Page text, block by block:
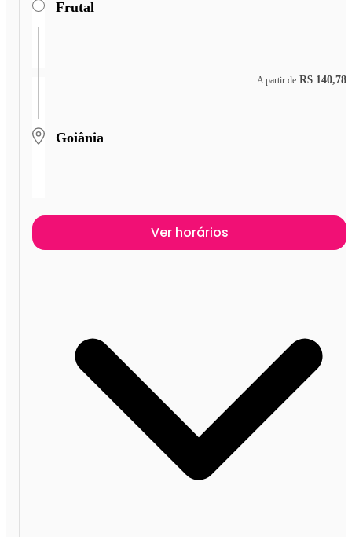
Frutal
Goiânia
A partir de R$ 140,78
Ver horários